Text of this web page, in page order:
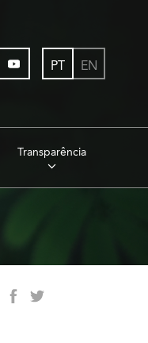
PT EN
Transparência